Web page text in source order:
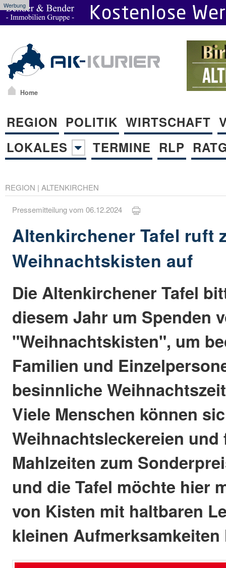
Werbung
Home
REGION POLITIK WIRTSCHAFT
LOKALES
TERMINE RLP
REGION | ALTENKIRCHEN
Pressemitteilung vom 06.12.2024
Altenkirchener Tafel ruft
Weihnachtskisten auf
Die Altenkirchener Tafel
diesem Jahr um Spenden
"Weihnachtskisten", um
Familien und
besinnliche
Viele Menschen können
Weihnachtsleckereien
Mahlzeiten zum
und die Tafel möchte hier
von Kisten mit haltbaren
kleinen Aufmerksamkeiten